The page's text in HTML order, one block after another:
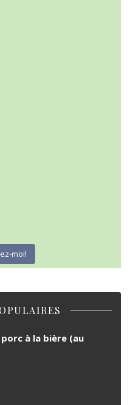
moi!
à la bière (au